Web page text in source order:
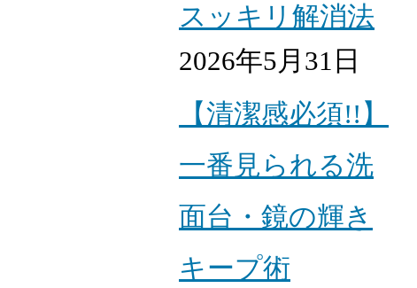
スッキリ解消法
2026年5月31日
【清潔感必須!!】
一番見られる洗
面台・鏡の輝き
キープ術